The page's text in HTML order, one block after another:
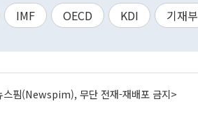
IMF OECD KDI 기재부
스핌(Newspim), 무단 전재-재배포 금지>